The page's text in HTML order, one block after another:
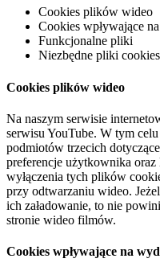
Cookies plików wideo
Cookies wpływające
Funkcjonalne pliki
Niezbędne pliki
Cookies plików wideo
Na naszym serwisie
serwisu YouTube. W tym
podmiotów trzecich
preferencje użytkownika
wyłączenia tych plików
przy odtwarzaniu wideo.
ich załadowanie, to nie
stronie wideo filmów.
Cookies wpływające na